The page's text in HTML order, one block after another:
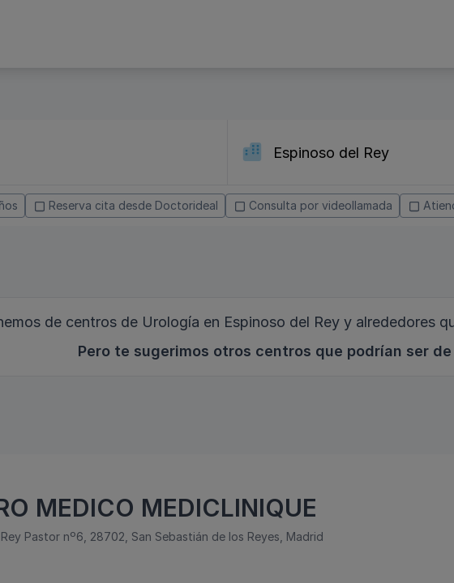
Reserva cita desde Doctorideal Consulta por videollamada
de centros de Urología en Espinoso del Rey y alrededores
Pero te sugerimos otros centros que podrían ser
MEDICO MEDICLINIQUE
Pastor nº6, 28702, San Sebastián de los Reyes, Madrid